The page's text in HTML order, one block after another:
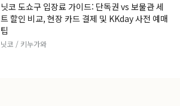
닛코 도쇼구 입장료 가이드: 단독권 vs 보물관 세
트 할인 비교, 현장 카드 결제 및 KKday 사전 예매
팁
닛코 / 키누가와